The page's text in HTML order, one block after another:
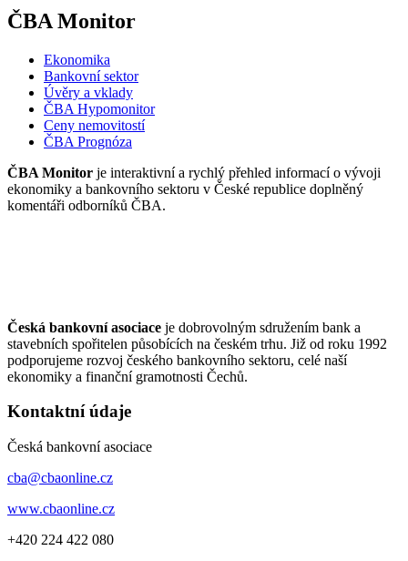
ČBA Monitor
Ekonomika
Bankovní sektor
Úvěry a vklady
ČBA Hypomonitor
Ceny nemovitostí
ČBA Prognóza
ČBA Monitor je interaktivní a rychlý přehled informací o vývoji
ekonomiky a bankovního sektoru v České republice doplněný
komentáři odborníků ČBA.
Česká bankovní asociace je dobrovolným sdružením bank a
stavebních spořitelen působících na českém trhu. Již od roku 1992
podporujeme rozvoj českého bankovního sektoru, celé naší
ekonomiky a finanční gramotnosti Čechů.
Kontaktní údaje
Česká bankovní asociace
cba@cbaonline.cz
www.cbaonline.cz
+420 224 422 080